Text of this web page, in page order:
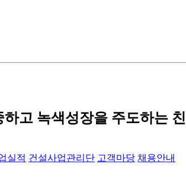
하고 녹색성장을 주도하는
실적 건설사업관리단 고객마당 채용안내